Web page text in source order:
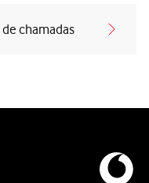
chamadas